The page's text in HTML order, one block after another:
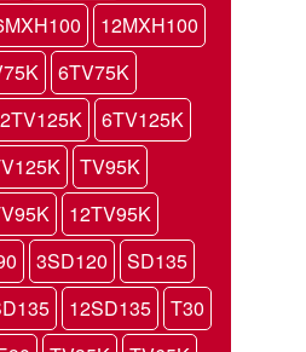
12MXH100
6TV75K
6TV125K
TV95K
12TV95K
3SD120
SD135
12SD135
T30